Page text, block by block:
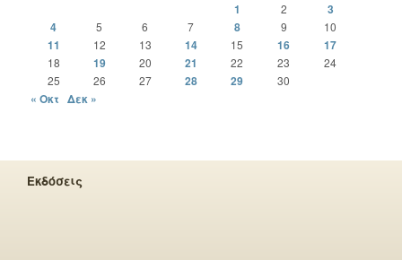
1
2
3
4
5 6 7 8 9 10
11 12 13 14 15 16 17
18 19 20 21 22 23
24
25
26 27 28 29 30
« Οκτ Δεκ »
Εκδόσεις